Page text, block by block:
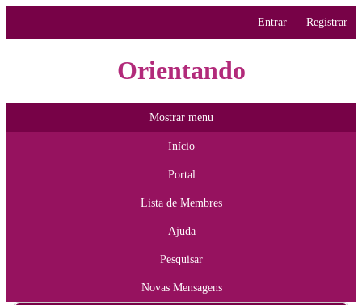
Entrar Registrar
Orientando
Mostrar menu
Início
Portal
Lista de Membres
Ajuda
Pesquisar
Novas Mensagens